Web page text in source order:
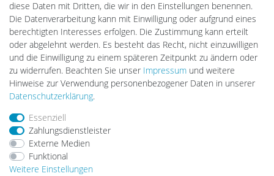
CardanLight Europe
FORTIMO LEDs
LED-RETROSHOP
Wallbox24
Impressum
Barrierefreiheitserklärung
Vertrag widerrufen
diese Daten mit Dritten, die wir in den Einstellungen benennen.
Die Datenverarbeitung kann mit Einwilligung oder aufgrund eines
berechtigten Interesses erfolgen. Die Zustimmung kann erteilt
oder abgelehnt werden. Es besteht das Recht, nicht einzuwilligen
und die Einwilligung zu einem späteren Zeitpunkt zu ändern oder
zu widerrufen. Beachten Sie unser Impressum und weitere
Hinweise zur Verwendung personenbezogener Daten in unserer
Daten­schutz­erklärung.
Essenziell
Zahlungsdienstleister
Externe Medien
Funktional
Weitere Einstellungen